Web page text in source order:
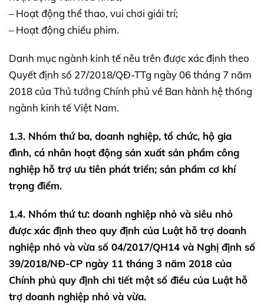
– Hoạt động thể thao, vui chơi giải trí;
– Hoạt động chiếu phim.
Danh mục ngành kinh tế nêu trên được xác định theo
Quyết định số 27/2018/QĐ-TTg ngày 06 tháng 7 năm
2018 của Thủ tướng Chính phủ về Ban hành hệ thống
ngành kinh tế Việt Nam.
1.3. Nhóm thứ ba, doanh nghiệp, tổ chức, hộ gia
đình, cá nhân hoạt động sản xuất sản phẩm công
nghiệp hỗ trợ ưu tiên phát triển; sản phẩm cơ khí
trọng điểm.
1.4. Nhóm thứ tư: doanh nghiệp nhỏ và siêu nhỏ
được xác định theo quy định của Luật hỗ trợ doanh
nghiệp nhỏ và vừa số 04/2017/QH14 và Nghị định số
39/2018/NĐ-CP ngày 11 tháng 3 năm 2018 của
Chính phủ quy định chi tiết một số điều của Luật hỗ
trợ doanh nghiệp nhỏ và vừa.